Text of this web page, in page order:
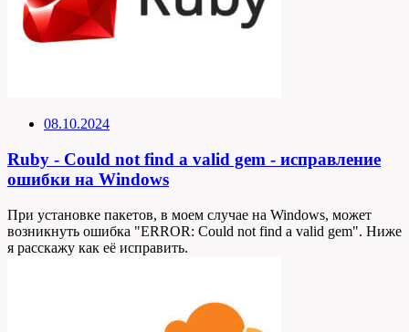
08.10.2024
Ruby - Could not find a valid gem - исправление
ошибки на Windows
При установке пакетов, в моем случае на Windows, может
возникнуть ошибка "ERROR: Could not find a valid gem". Ниже
я расскажу как её исправить.